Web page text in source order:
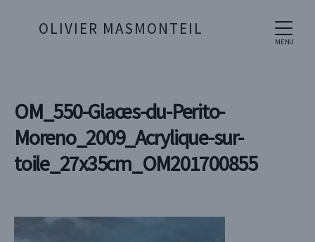
MENU
OLIVIER MASMONTEIL
OM_550-Glaces-du-Perito-
Moreno_2009_Acrylique-sur-
toile_27x35cm_OM201700855